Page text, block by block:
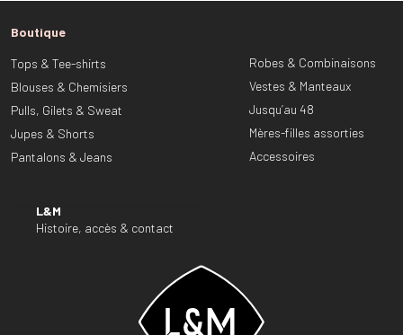
Boutique
Tops & Tee-shirts
Blouses & Chemisiers
Pulls, Gilets & Sweat
Jupes & Shorts
Pantalons & Jeans
L&M
Histoire, accès & contact
Robes & Combinaisons
Vestes & Manteaux
Jusqu’au 48
Mères-filles assorties
Accessoires